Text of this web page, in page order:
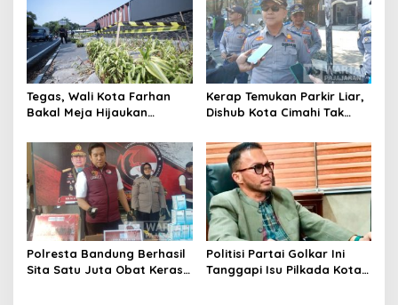
Tegas, Wali Kota Farhan
Bakal Meja Hijaukan
Riau
Kerap Temukan Parkir Liar,
Dishub Kota Cimahi Tak
Pembinaan
Polresta Bandung Berhasil
Sita Satu Juta Obat Keras
Politisi Partai Golkar Ini
Tanggapi Isu Pilkada Kota